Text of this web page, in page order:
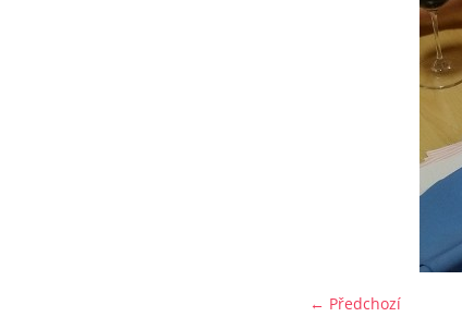
← Předchozí